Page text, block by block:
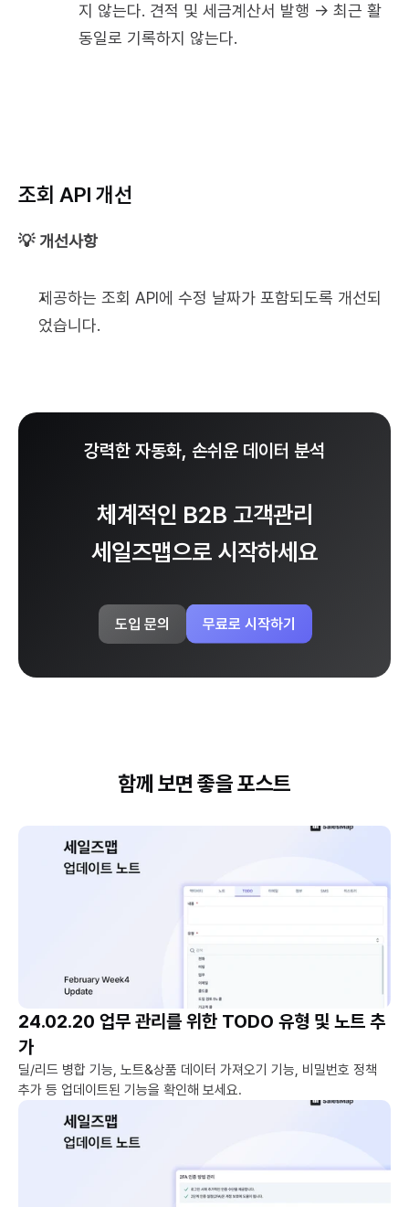
지 않는다. 견적 및 세금계산서 발행 → 최근 활
동일로 기록하지 않는다.
조회 API 개선
💡 개선사항
제공하는 조회 API에 수정 날짜가 포함되도록 개선되
었습니다.
강력한 자동화, 손쉬운 데이터 분석
체계적인 B2B 고객관리
세일즈맵으로 시작하세요
도입 문의 무료로 시작하기
함께 보면 좋을 포스트
24.02.20 업무 관리를 위한 TODO 유형 및 노트 추
가
딜/리드 병합 기능, 노트&상품 데이터 가져오기 기능, 비밀번호 정책
추가 등 업데이트된 기능을 확인해 보세요.